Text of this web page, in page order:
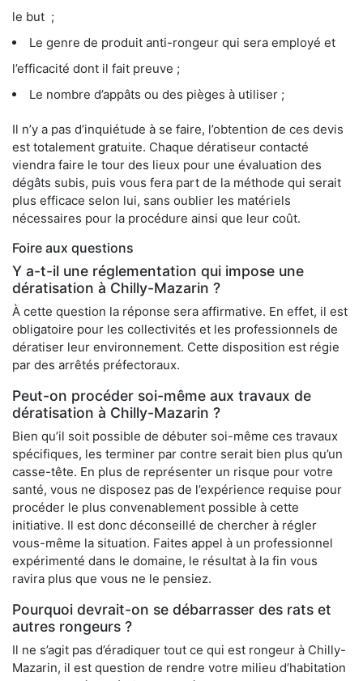
le but ;
Le genre de produit anti-rongeur qui sera employé et
l’efficacité dont il fait preuve ;
Le nombre d’appâts ou des pièges à utiliser ;
Il n’y a pas d’inquiétude à se faire, l’obtention de ces devis
est totalement gratuite. Chaque dératiseur contacté
viendra faire le tour des lieux pour une évaluation des
dégâts subis, puis vous fera part de la méthode qui serait
plus efficace selon lui, sans oublier les matériels
nécessaires pour la procédure ainsi que leur coût.
Foire aux questions
Y a-t-il une réglementation qui impose une
dératisation à Chilly-Mazarin ?
À cette question la réponse sera affirmative. En effet, il est
obligatoire pour les collectivités et les professionnels de
dératiser leur environnement. Cette disposition est régie
par des arrêtés préfectoraux.
Peut-on procéder soi-même aux travaux de
dératisation à Chilly-Mazarin ?
Bien qu’il soit possible de débuter soi-même ces travaux
spécifiques, les terminer par contre serait bien plus qu’un
casse-tête. En plus de représenter un risque pour votre
santé, vous ne disposez pas de l’expérience requise pour
procéder le plus convenablement possible à cette
initiative. Il est donc déconseillé de chercher à régler
vous-même la situation. Faites appel à un professionnel
expérimenté dans le domaine, le résultat à la fin vous
ravira plus que vous ne le pensiez.
Pourquoi devrait-on se débarrasser des rats et
autres rongeurs ?
Il ne s’agit pas d’éradiquer tout ce qui est rongeur à Chilly-
Mazarin, il est question de rendre votre milieu d’habitation